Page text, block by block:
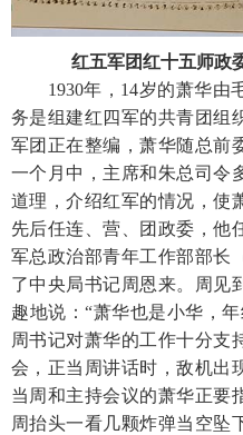
红五军团红十五师政
1930年，14岁的萧华由
务是组建红四军的共青团组
军团正在整编，萧华随总前
一个月中，主席和朱总司令
道理，介绍红军的情况，使
先后任连、营、团政委，他
军总政治部青年工作部部长
了中央局书记周恩来。周见
趣地说：“萧华也是小华，
周书记对萧华的工作十分支
会，正当周讲话时，敌机出
当周和主持会议的萧华正要
周抬头一看几颗炸弹当空坠